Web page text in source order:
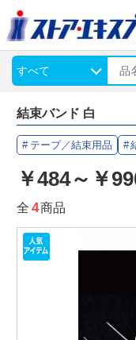
結束バンド 白
テープ／結束用品
￥484～￥
全 4商品